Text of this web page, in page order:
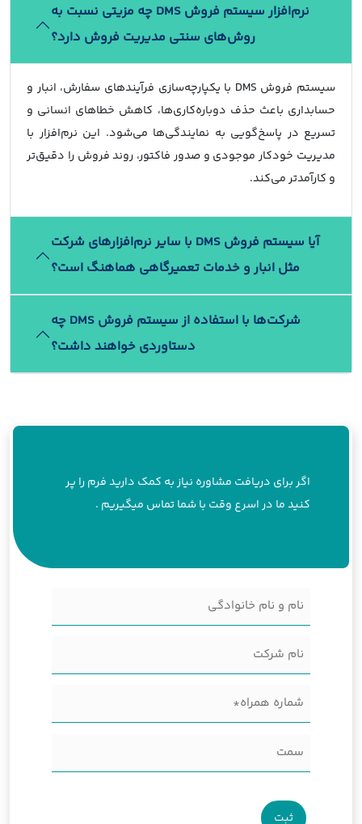
نرم‌افزار سیستم فروش DMS چه مزیتی نسبت به
روش‌های سنتی مدیریت فروش دارد؟
سیستم فروش DMS با یکپارچه‌سازی فرآیندهای سفارش، انبار و
حسابداری باعث حذف دوباره‌کاری‌ها، کاهش خطاهای انسانی و
تسریع در پاسخ‌گویی به نمایندگی‌ها می‌شود. این نرم‌افزار با
مدیریت خودکار موجودی و صدور فاکتور، روند فروش را دقیق‌تر
و کارآمدتر می‌کند.
آیا سیستم فروش DMS با سایر نرم‌افزارهای شرکت
مثل انبار و خدمات تعمیرگاهی هماهنگ است؟
شرکت‌ها با استفاده از سیستم فروش DMS چه
دستاوردی خواهند داشت؟
اگر برای دریافت مشاوره نیاز به کمک دارید فرم را پر
کنید ما در اسرع وقت با شما تماس میگیریم .
نام
و
نام
خانوادگی
نام
شرکت
(Required)شماره
همراه
(Required)سمت